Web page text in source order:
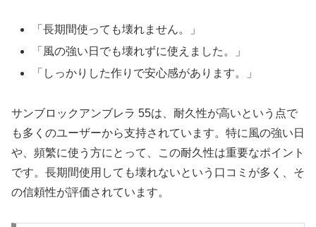
「長期間使っても壊れません。」
「風の強い日でも壊れずに使えました。」
「しっかりした作りで安心感があります。」
サンブロックアンブレラ 55は、耐久性が高いという点で
も多くのユーザーから支持されています。特に風の強い日
や、頻繁に使う方にとって、この耐久性は重要なポイント
です。長期間使用しても壊れないという口コミが多く、そ
の信頼性が評価されています。